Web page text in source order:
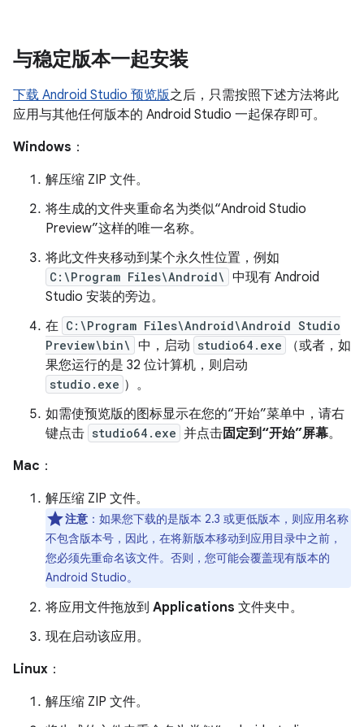
与稳定版本一起安装
下载 Android Studio 预览版之后，只需按照下述方法将此
应用与其他任何版本的 Android Studio 一起保存即可。
Windows ：
解压缩 ZIP 文件。
将生成的文件夹重命名为类似“Android Studio
Preview”这样的唯一名称。
将此文件夹移动到某个永久性位置，例如
C:\Program Files\Android\ 中现有 Android
Studio 安装的旁边。
在 C:\Program Files\Android\Android Studio
Preview\bin\ 中，启动 studio64.exe
（或者，如
果您运行的是 32 位计算机，则启动
studio.exe ）。
如需使预览版的图标显示在您的“开始”菜单中，请右
键点击 studio64.exe 并点击固定到“开始”屏幕。
Mac ：
解压缩 ZIP 文件。
注意 ：如果您下载的是版本 2.3 或更低版本，则应用名称
不包含版本号，因此，在将新版本移动到应用目录中之前，
您必须先重命名该文件。否则，您可能会覆盖现有版本的
Android Studio。
将应用文件拖放到 Applications 文件夹中。
现在启动该应用。
Linux ：
解压缩 ZIP 文件。